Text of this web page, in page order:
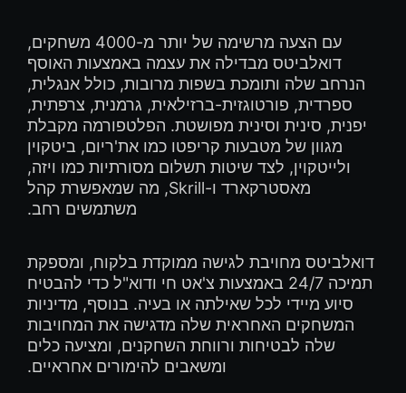
עם הצעה מרשימה של יותר מ-4000 משחקים,
דואלביטס מבדילה את עצמה באמצעות האוסף
הנרחב שלה ותומכת בשפות מרובות, כולל אנגלית,
ספרדית, פורטוגזית-ברזילאית, גרמנית, צרפתית,
יפנית, סינית וסינית מפושטת. הפלטפורמה מקבלת
מגוון של מטבעות קריפטו כמו את'ריום, ביטקוין
ולייטקוין, לצד שיטות תשלום מסורתיות כמו ויזה,
מאסטרקארד ו-Skrill, מה שמאפשרת קהל
משתמשים רחב.
דואלביטס מחויבת לגישה ממוקדת בלקוח, ומספקת
תמיכה 24/7 באמצעות צ'אט חי ודוא"ל כדי להבטיח
סיוע מיידי לכל שאילתה או בעיה. בנוסף, מדיניות
המשחקים האחראית שלה מדגישה את המחויבות
שלה לבטיחות ורווחת השחקנים, ומציעה כלים
ומשאבים להימורים אחראיים.